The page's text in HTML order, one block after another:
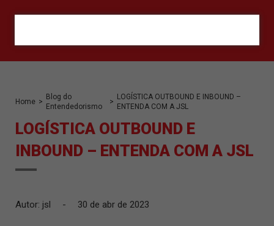
Home >
Blog do
Entendedorismo
>
LOGÍSTICA OUTBOUND E INBOUND –
ENTENDA COM A JSL
LOGÍSTICA OUTBOUND E
INBOUND – ENTENDA COM A JSL
Autor: jsl - 30 de abr de 2023